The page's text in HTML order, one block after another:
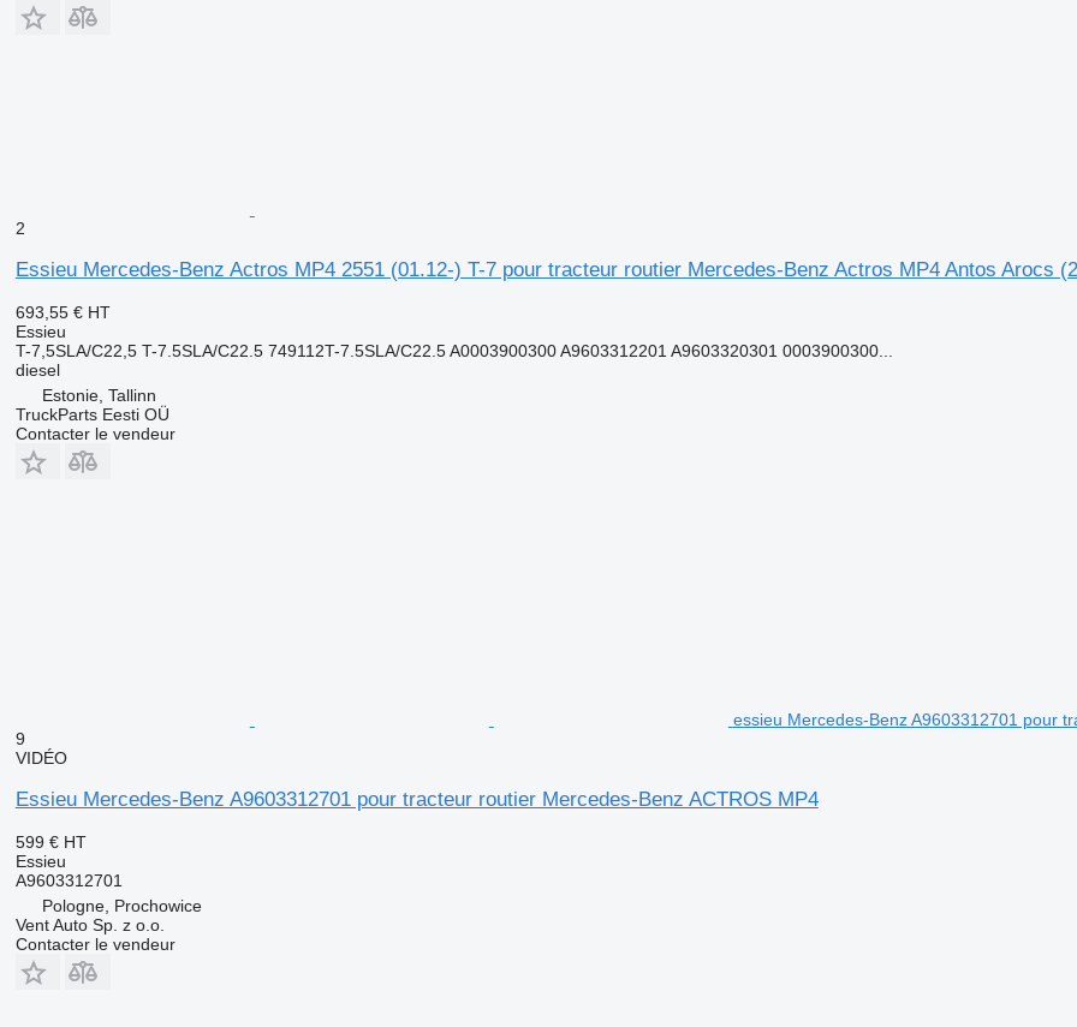
2
Essieu Mercedes-Benz Actros MP4 2551 (01.12-) T-7 pour tracteur routier Mercedes-Benz Actros MP4 Antos Arocs
693,55 € HT
Essieu
T-7,5SLA/C22,5 T-7.5SLA/C22.5 749112T-7.5SLA/C22.5 A0003900300 A9603312201 A9603320301 0003900300...
diesel
Estonie, Tallinn
TruckParts Eesti OÜ
Contacter le vendeur
essieu Mercedes-Benz A9603312701 pour
9
VIDÉO
Essieu Mercedes-Benz A9603312701 pour tracteur routier Mercedes-Benz ACTROS MP4
599 € HT
Essieu
A9603312701
Pologne, Prochowice
Vent Auto Sp. z o.o.
Contacter le vendeur